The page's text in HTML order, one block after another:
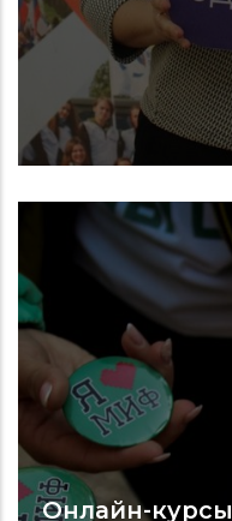
Онлайн-курсы